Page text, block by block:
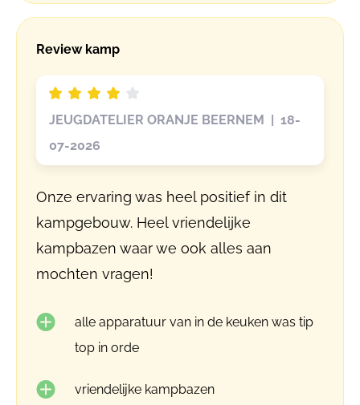
Review kamp
JEUGDATELIER ORANJE BEERNEM | 18-
07-2026
Onze ervaring was heel positief in dit
kampgebouw. Heel vriendelijke
kampbazen waar we ook alles aan
mochten vragen!
alle apparatuur van in de keuken was tip
top in orde
vriendelijke kampbazen